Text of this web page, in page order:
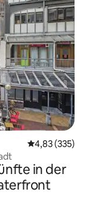
4,83 (335)
in der